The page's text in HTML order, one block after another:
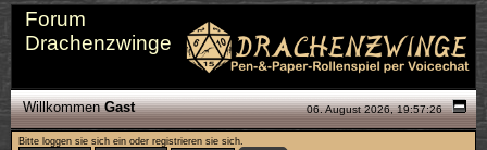
Forum
Drachenzwinge
06. August 2026, 19:57:26
WillkommenGast
Bitte loggen sie sich ein oderregistrieren sie sich.